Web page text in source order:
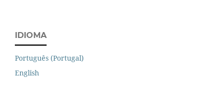
IDIOMA
Português (Portugal)
English